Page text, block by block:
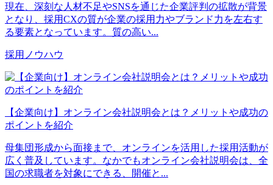
現在、深刻な人材不足やSNSを通じた企業評判の拡散が背景
となり、採用CXの質が企業の採用力やブランド力を左右す
る要素となっています。質の高い...
採用ノウハウ
【企業向け】オンライン会社説明会とは？メリットや成功の
ポイントを紹介
母集団形成から面接まで、オンラインを活用した採用活動が
広く普及しています。なかでもオンライン会社説明会は、全
国の求職者を対象にできる、開催と...